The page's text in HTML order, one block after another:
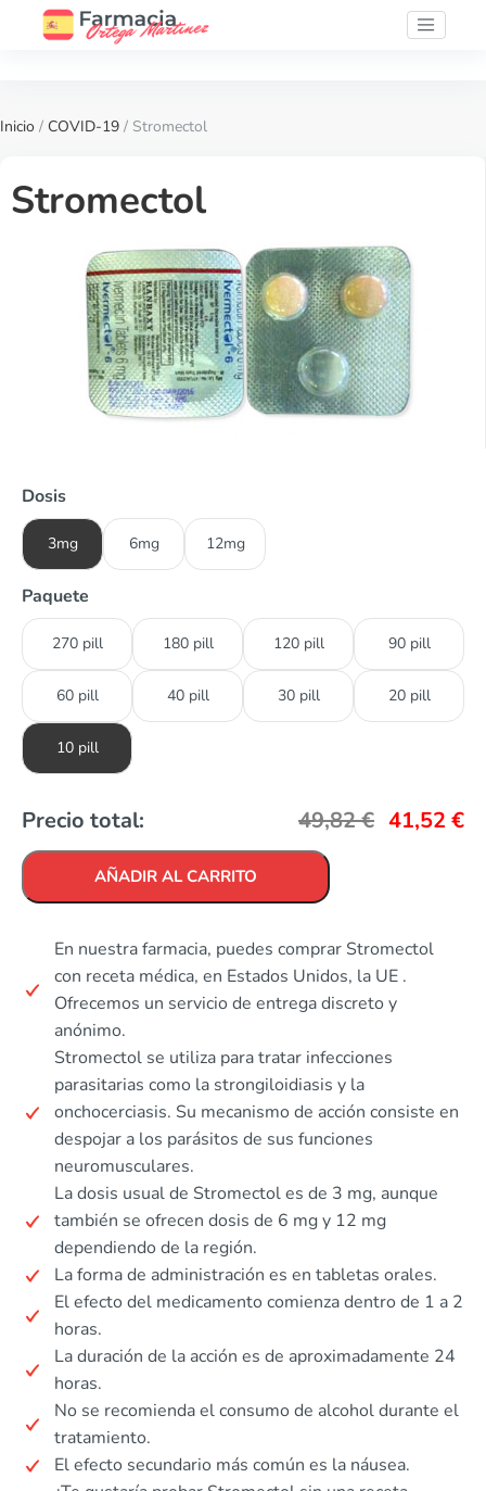
Inicio / COVID-19 / Stromectol
Stromectol
Dosis
3mg 6mg 12mg
Paquete
270 pill 180 pill 120 pill 90 pill
60 pill 40 pill 30 pill 20 pill
10 pill
Precio total: 49,82€ 41,52 €
AÑADIR AL CARRITO
En nuestra farmacia, puedes comprar Stromectol
con receta médica, en Estados Unidos, la UE .
Ofrecemos un servicio de entrega discreto y
anónimo.
Stromectol se utiliza para tratar infecciones
parasitarias como la strongiloidiasis y la
onchocerciasis. Su mecanismo de acción consiste en
despojar a los parásitos de sus funciones
neuromusculares.
La dosis usual de Stromectol es de 3 mg, aunque
también se ofrecen dosis de 6 mg y 12 mg
dependiendo de la región.
La forma de administración es en tabletas orales.
El efecto del medicamento comienza dentro de 1 a 2
horas.
La duración de la acción es de aproximadamente 24
horas.
No se recomienda el consumo de alcohol durante el
tratamiento.
El efecto secundario más común es la náusea.